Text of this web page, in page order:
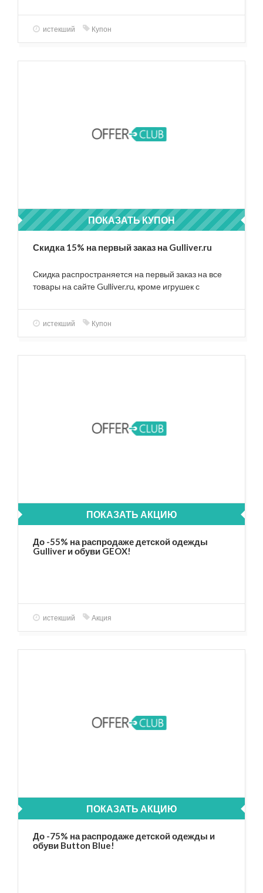
истекший Купон
ПОКАЗАТЬ КУПОН
ПРИВЕТ
Скидка 15% на первый заказ на Gulliver.ru
Скидка распространяется на первый заказ на все
товары на сайте Gulliver.ru, кроме игрушек с
истекший Купон
ПОКАЗАТЬ АКЦИЮ
До -55% на распродаже детской одежды
Gulliver и обуви GEOX!
истекший Акция
ПОКАЗАТЬ АКЦИЮ
До -75% на распродаже детской одежды и
обуви Button Blue!